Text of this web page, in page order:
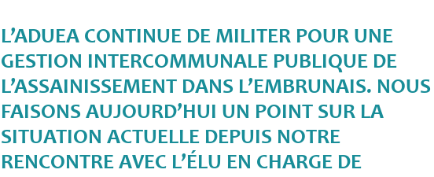
L’ADUEA CONTINUE DE MILITER POUR UNE
GESTION INTERCOMMUNALE PUBLIQUE DE
L’ASSAINISSEMENT DANS L’EMBRUNAIS. NOUS
FAISONS AUJOURD’HUI UN POINT SUR LA
SITUATION ACTUELLE DEPUIS NOTRE
RENCONTRE AVEC L’ÉLU EN CHARGE DE